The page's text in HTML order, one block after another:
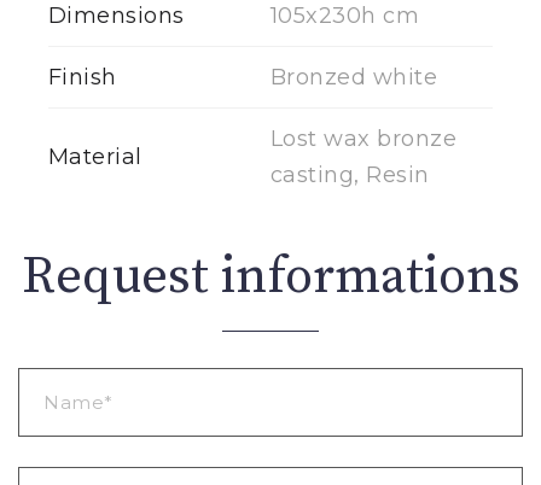
Dimensions 105x230h cm
Finish Bronzed white
Material
Lost wax bronze
casting, Resin
Request informations